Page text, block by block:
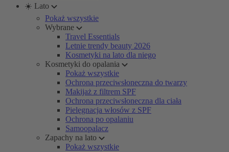
☀️ Lato
Pokaż wszystkie
Wybrane
Travel Essentials
Letnie trendy beauty 2026
Kosmetyki na lato dla niego
Kosmetyki do opalania
Pokaż wszystkie
Ochrona przeciwsłoneczna do twarzy
Makijaż z filtrem SPF
Ochrona przeciwsłoneczna dla ciała
Pielęgnacja włosów z SPF
Ochrona po opalaniu
Samoopalacz
Zapachy na lato
Pokaż wszystkie